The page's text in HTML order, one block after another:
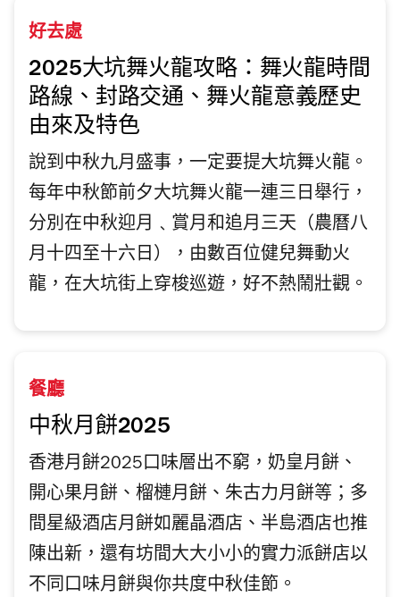
好去處
2025大坑舞火龍攻略：舞火龍時間
路線、封路交通、舞火龍意義歷史
由來及特色
說到中秋九月盛事，一定要提大坑舞火龍。
每年中秋節前夕大坑舞火龍一連三日舉行，
分別在中秋迎月﹑賞月和追月三天（農曆八
月十四至十六日），由數百位健兒舞動火
龍，在大坑街上穿梭巡遊，好不熱鬧壯觀。
餐廳
中秋月餅2025
香港月餅2025口味層出不窮，奶皇月餅、
開心果月餅、榴槤月餅、朱古力月餅等；多
間星級酒店月餅如麗晶酒店、半島酒店也推
陳出新，還有坊間大大小小的實力派餅店以
不同口味月餅與你共度中秋佳節。